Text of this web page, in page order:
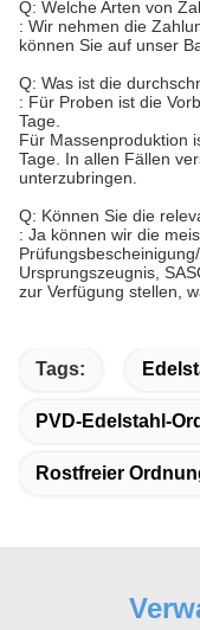
Q: Welche Arten von
: Wir nehmen die
können Sie auf unser
Q: Was ist die
: Für Proben ist die
Tage.
Für Massenproduktion
Tage. In allen Fällen
unterzubringen.
Q: Können Sie die
: Ja können wir die
Ursprungszeugnis,
zur Verfügung stellen,
Tags:
PVD-Edelstahl-
Rostfreier